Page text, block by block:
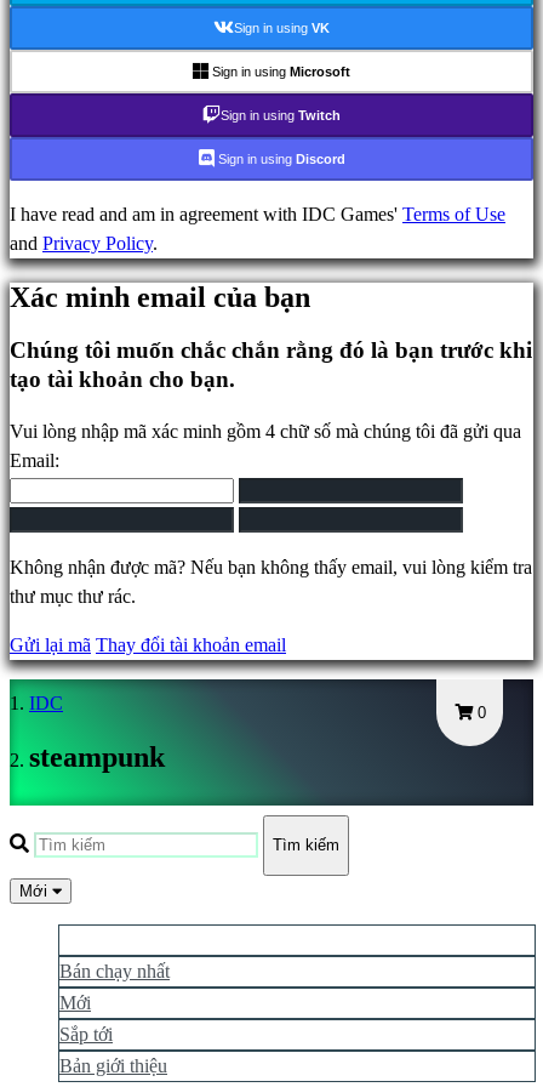
Cộng
kiện
trong
game
Tin
tức
tiện
truyền
Hướng
dẫn
Diễn
đàn
IDC
Plays
Gifts
Hỗ
trợ
hỏi
Tài
Đăng
ký
Đăng
Sign in using VK
Sign in using Microsoft
Sign in using Twitch
Sign in using Discord
I have read and am in agreement with IDC Games' Terms of Use
and Privacy Policy.
Xác minh email của bạn
Chúng tôi muốn chắc chắn rằng đó là bạn trước khi
tạo tài khoản cho bạn.
Vui lòng nhập mã xác minh gồm 4 chữ số mà chúng tôi đã gửi qua
Email:
Không nhận được mã? Nếu bạn không thấy email, vui lòng kiểm tra
thư mục thư rác.
Gửi lại mã Thay đổi tài khoản email
0
IDC
steampunk
Tìm kiếm
Mới
Bán chạy nhất
Mới
Sắp tới
Bản giới thiệu